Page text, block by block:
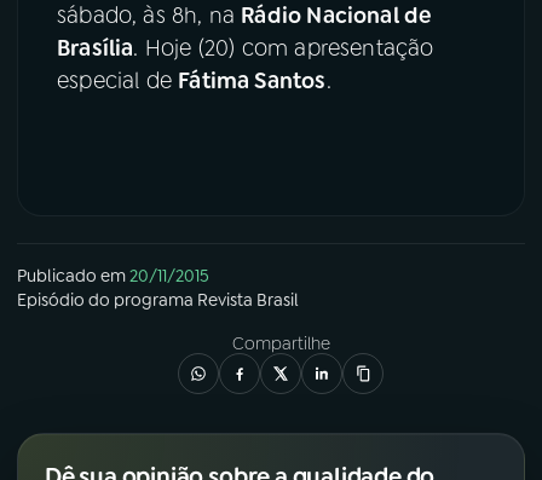
sábado, às 8h, na Rádio Nacional de
Brasília. Hoje (20) com apresentação
especial de Fátima Santos.
Publicado em20/11/2015
Episódio do programa Revista Brasil
Compartilhe